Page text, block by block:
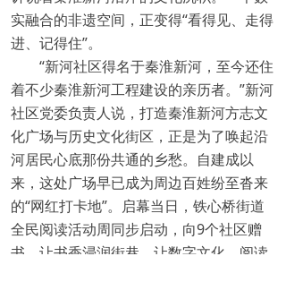
实融合的非遗空间，正变得“看得见、走得
进、记得住”。
“新河社区得名于秦淮新河，至今还住
着不少秦淮新河工程建设的亲历者。”新河
社区党委负责人说，打造秦淮新河方志文
化广场与历史文化街区，正是为了唤起沿
河居民心底那份共通的乡愁。自建成以
来，这处广场早已成为周边百姓纷至沓来
的“网红打卡地”。启幕当日，铁心桥街道
全民阅读活动周同步启动，向9个社区赠
书，让书香浸润街巷，让数字文化、阅读